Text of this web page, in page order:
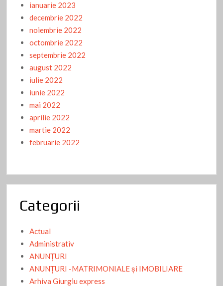
ianuarie 2023
decembrie 2022
noiembrie 2022
octombrie 2022
septembrie 2022
august 2022
iulie 2022
iunie 2022
mai 2022
aprilie 2022
martie 2022
februarie 2022
Categorii
Actual
Administrativ
ANUNŢURI
ANUNŢURI -MATRIMONIALE şi IMOBILIARE
Arhiva Giurgiu express